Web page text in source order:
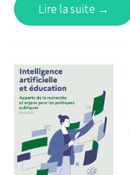
Lire la suite →